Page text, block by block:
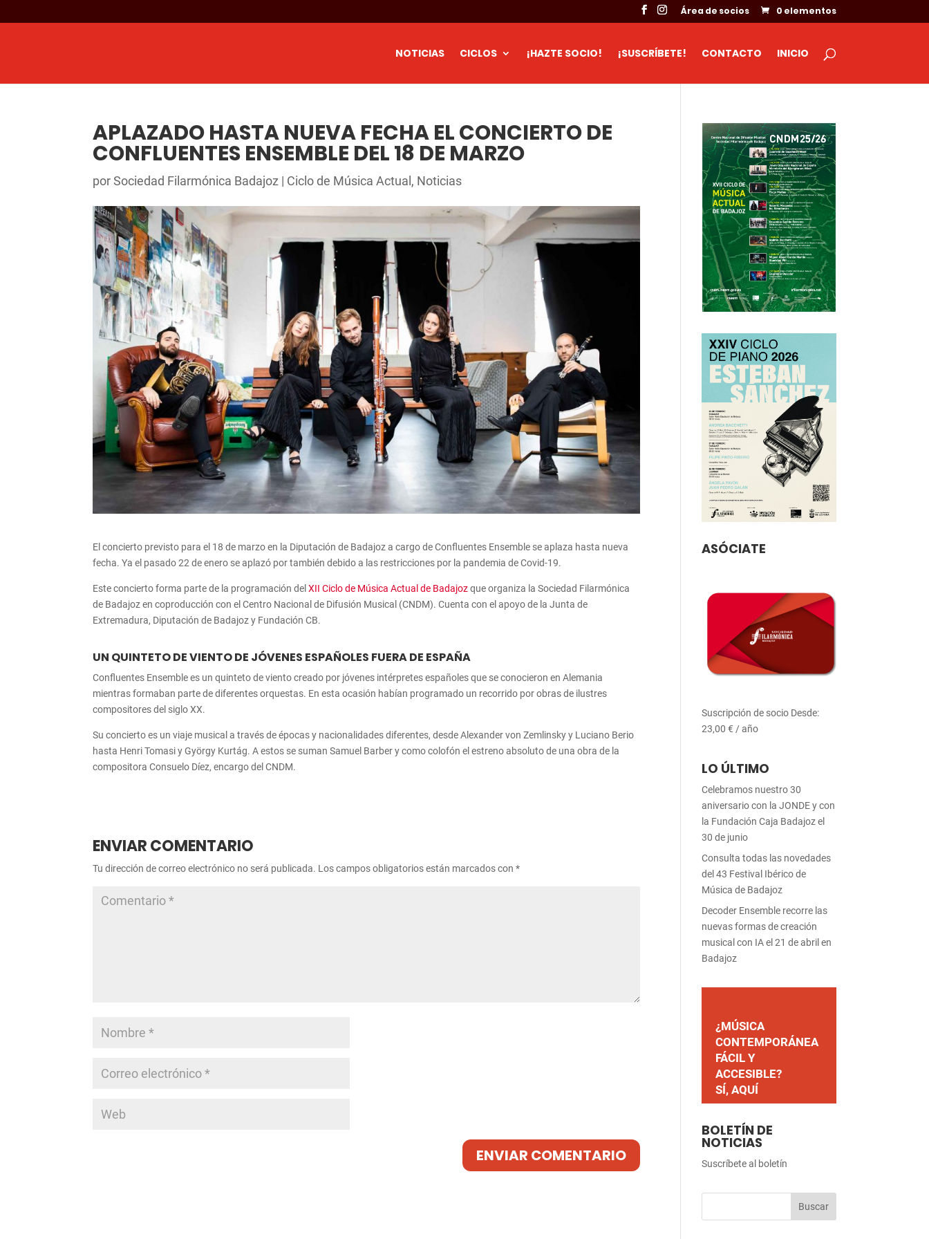
Área de socios 0 elementos
NOTICIAS CICLOS ¡HAZTE SOCIO! ¡SUSCRÍBETE! CONTACTO INICIO
APLAZADO HASTA NUEVA FECHA EL CONCIERTO DE
CONFLUENTES ENSEMBLE DEL 18 DE MARZO
porSociedad Filarmónica Badajoz | Ciclo de Música Actual , Noticias
El concierto previsto para el 18 de marzo en la Diputación de Badajoz a cargo de Confluentes Ensemble se aplaza hasta nueva
fecha. Ya el pasado 22 de enero se aplazó por también debido a las restricciones por la pandemia de Covid-19.
Este concierto forma parte de la programación delXII Ciclo de Música Actual de Badajozque organiza la Sociedad Filarmónica
de Badajoz en coproducción con el Centro Nacional de Difusión Musical (CNDM). Cuenta con el apoyo de la Junta de
Extremadura, Diputación de Badajoz y Fundación CB.
UN QUINTETO DE VIENTO DE JÓVENES ESPAÑOLES FUERA DE ESPAÑA
Confluentes Ensemble es un quinteto de viento creado por jóvenes intérpretes españoles que se conocieron en Alemania
mientras formaban parte de diferentes orquestas. En esta ocasión habían programado un recorrido por obras de ilustres
compositores del siglo XX.
Su concierto es un viaje musical a través de épocas y nacionalidades diferentes, desde Alexander von Zemlinsky y Luciano Berio
hasta Henri Tomasi y György Kurtág. A estos se suman Samuel Barber y como colofón el estreno absoluto de una obra de la
compositora Consuelo Díez, encargo del CNDM.
ENVIAR COMENTARIO
Tu dirección de correo electrónico no será publicada. Los campos obligatorios están marcados con*
ASÓCIATE
Suscripción de socio Desde:
23,00€ / año
LO ÚLTIMO
Celebramos nuestro 30
aniversario con la JONDE y con
la Fundación Caja Badajoz el
30 de junio
Consulta todas las novedades
del 43 Festival Ibérico de
Música de Badajoz
Decoder Ensemble recorre las
nuevas formas de creación
musical con IA el 21 de abril en
Badajoz
¿MÚSICA
CONTEMPORÁNEA
FÁCIL Y
ACCESIBLE?
SÍ, AQUÍ
BOLETÍN DE
NOTICIAS
Suscríbete al boletín